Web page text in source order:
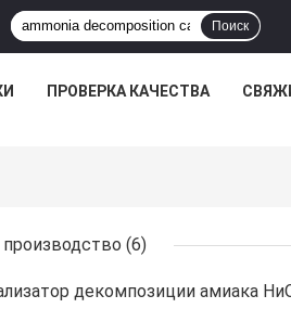
Поиск
ПРОВЕРКА КАЧЕСТВА
(6)
декомпозиции амиака